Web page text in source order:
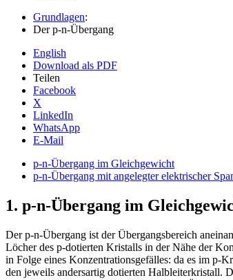
Grundlagen:
Der p-n-Übergang
English
Download als PDF
Teilen
Facebook
X
LinkedIn
WhatsApp
E-Mail
p-n-Übergang im Gleichgewicht
p-n-Übergang mit angelegter elektrischer
1. p-n-Übergang im
Der p-n-Übergang ist der Übergangsbereich
Löcher des p-dotierten Kristalls in der Nähe der
in Folge eines Konzentrationsgefälles: da es im p-
den jeweils andersartig dotierten Halbleiterkristall.